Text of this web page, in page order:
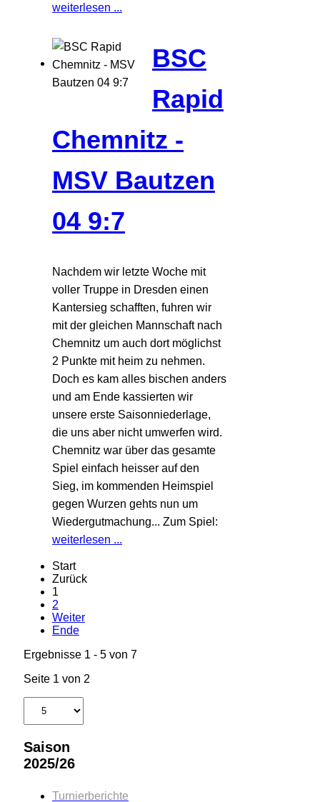
weiterlesen ...
BSC
Rapid
Chemnitz -
MSV Bautzen
04 9:7
Nachdem wir letzte Woche mit
voller Truppe in Dresden einen
Kantersieg schafften, fuhren wir
mit der gleichen Mannschaft nach
Chemnitz um auch dort möglichst
2 Punkte mit heim zu nehmen.
Doch es kam alles bischen anders
und am Ende kassierten wir
unsere erste Saisonniederlage,
die uns aber nicht umwerfen wird.
Chemnitz war über das gesamte
Spiel einfach heisser auf den
Sieg, im kommenden Heimspiel
gegen Wurzen gehts nun um
Wiedergutmachung... Zum Spiel:
weiterlesen ...
Start
Zurück
1
2
Weiter
Ende
Ergebnisse 1 - 5 von 7
Seite 1 von 2
Saison
2025/26
Turnierberichte